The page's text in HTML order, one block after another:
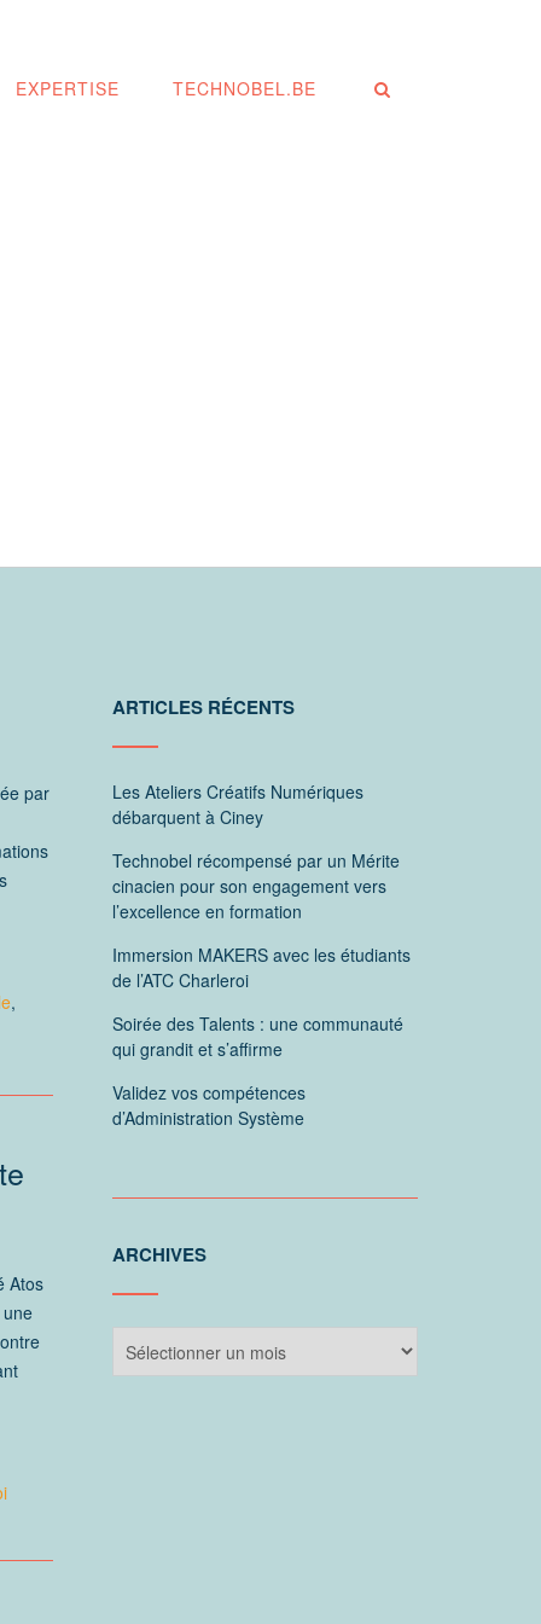
EXPERTISE TECHNOBEL.BE
par
,
Atos
ARTICLES RÉCENTS
Les Ateliers Créatifs Numériques
débarquent à Ciney
Technobel récompensé par un Mérite
cinacien pour son engagement vers
l’excellence en formation
Immersion MAKERS avec les étudiants
de l’ATC Charleroi
Soirée des Talents : une communauté
qui grandit et s’affirme
Validez vos compétences
d’Administration Système
ARCHIVES